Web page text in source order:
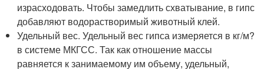
израсходовать. Чтобы замедлить схватывание, в гипс
добавляют водорастворимый животный клей.
Удельный вес. Удельный вес гипса измеряется в кг/м?
в системе МКГСС. Так как отношение массы
равняется к занимаемому им объему, удельный,